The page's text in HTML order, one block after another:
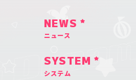
NEWS
ニュース
SYSTEM
システム